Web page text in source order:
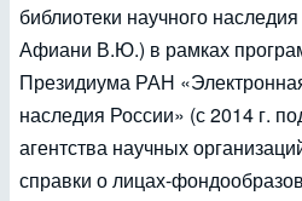
библиотеки научного
Афиани В.Ю.) в рамках
Президиума РАН
наследия России» (с 2014 г.
агентства научных
справки о лицах-